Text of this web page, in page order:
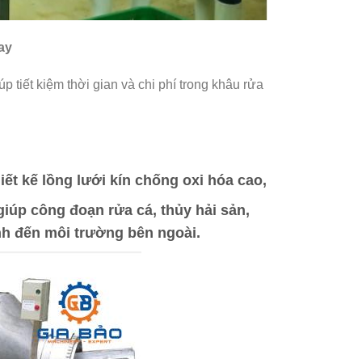
tiết kiệm thời gian và chi phí trong khâu rửa
kế lồng lưới kín chống oxi hóa cao,
công đoạn rửa cá, thủy hải sản,
đến môi trường bên ngoài.